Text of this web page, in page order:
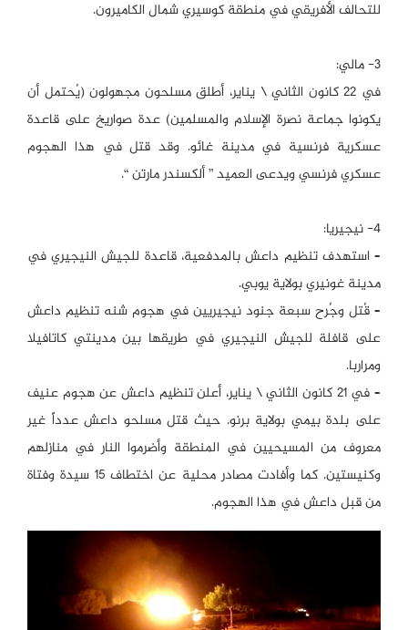
للتحالف الأفريقي في منطقة كوسيري شمال الكاميرون.
3- مالي:
في 22 كانون الثاني \ يناير، أطلق مسلحون مجهولون (يُحتمل أن
يكونوا جماعة نصرة الإسلام والمسلمين) عدة صواريخ على قاعدة
عسكرية فرنسية في مدينة غائو. وقد قتل في هذا الهجوم
عسكري فرنسي ويدعى العميد ” ألكسندر مارتن “.
4- نيجيريا:
– استهدف تنظيم داعش بالمدفعية، قاعدة للجيش النيجيري في
مدينة غونيري بولاية يوبي.
– قُتل وجُرح سبعة جنود نيجيريين في هجوم شنه تنظيم داعش
على قافلة للجيش النيجيري في طريقها بين مدينتي كاتافيلا
ومراربا.
– في 21 كانون الثاني \ يناير، أعلن تنظيم داعش عن هجوم عنيف
على بلدة بيمي بولاية برنو. حيث قتل مسلحو داعش عدداً غير
معروف من المسيحيين في المنطقة وأضرموا النار في منازلهم
وكنيستين. كما وأفادت مصادر محلية عن اختطاف 15 سيدة وفتاة
من قبل داعش في هذا الهجوم.